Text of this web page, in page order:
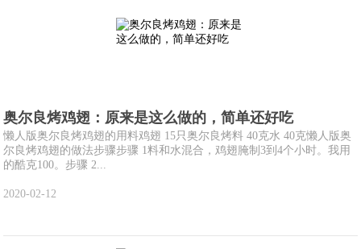
奥尔良烤鸡翅：原来是这么做的，简单还好吃
懒人版奥尔良烤鸡翅的用料鸡翅 15只奥尔良烤料 40克水 40克懒人版奥
尔良烤鸡翅的做法步骤步骤 1料和水混合，鸡翅腌制3到4个小时。我用
的酷克100。步骤 2...
2020-02-12